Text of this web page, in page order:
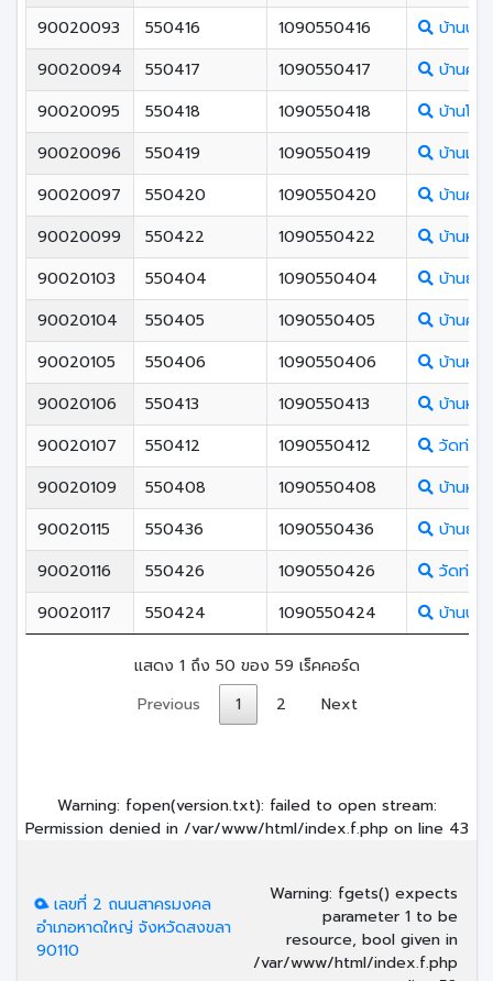
90020093
550416 1090550416
บ้านบา
90020094
550417 1090550417
บ้านคล
90020095
550418 1090550418
บ้านโค
90020096
550419 1090550419
บ้านเกา
90020097
550420 1090550420
บ้านคล
90020099
550422 1090550422
บ้านหน้
90020103
550404 1090550404
บ้านยา
90020104
550405 1090550405
บ้านคว
90020105
550406 1090550406
บ้านหน
90020106
550413 1090550413
บ้านหัว
90020107
550412 1090550412
วัดท่าหยี
90020109
550408 1090550408
บ้านห้ว
90020115
550436 1090550436
บ้านยา
90020116
550426 1090550426
วัดท่าช้
90020117
550424 1090550424 บ้านบา
แสดง 1 ถึง 50 ของ 59 เร็คคอร์ด
Previous
1 2 Next
Warning: fopen(version.txt): failed to open stream:
Permission denied in /var/www/html/index.f.php on line 43
เลขที่ 2 ถนนสาครมงคล
อำเภอหาดใหญ่ จังหวัดสงขลา
90110
Warning: fgets() expects
parameter 1 to be
resource, bool given in
/var/www/html/index.f.php